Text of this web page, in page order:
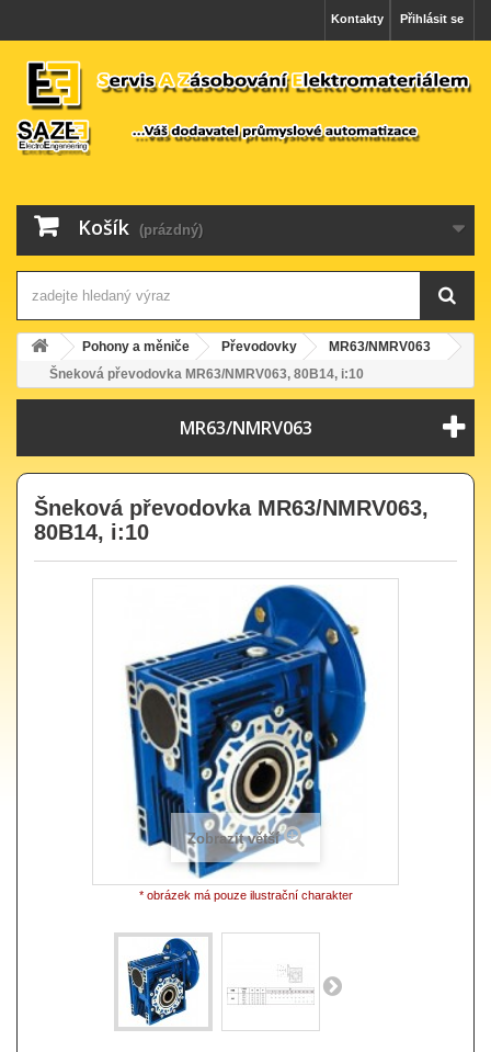
Přihlásit se
Kontakty
Košík (prázdný)
Pohony a měniče Převodovky
MR63/NMRV063
Šneková převodovka MR63/NMRV063, 80B14, i:10
MR63/NMRV063
Šneková převodovka MR63/NMRV063,
80B14, i:10
Zobrazit větší
* obrázek má pouze ilustrační charakter